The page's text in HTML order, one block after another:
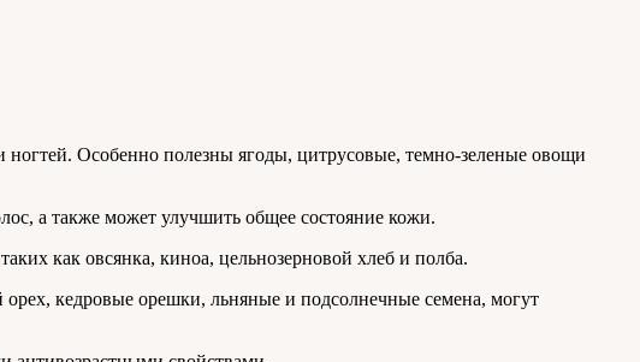
Особенно полезны ягоды, цитрусовые, темно-зеленые овощи
а также может улучшить общее состояние кожи.
как овсянка, киноа, цельнозерновой хлеб и полба.
кедровые орешки, льняные и подсолнечные семена, могут